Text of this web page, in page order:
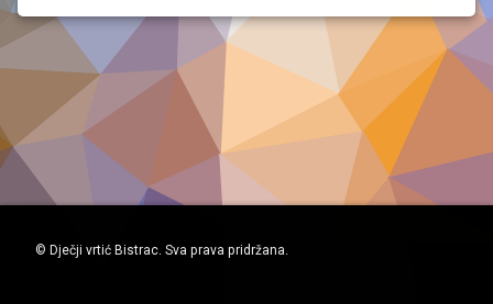
© Dječji vrtić Bistrac. Sva prava pridržana.